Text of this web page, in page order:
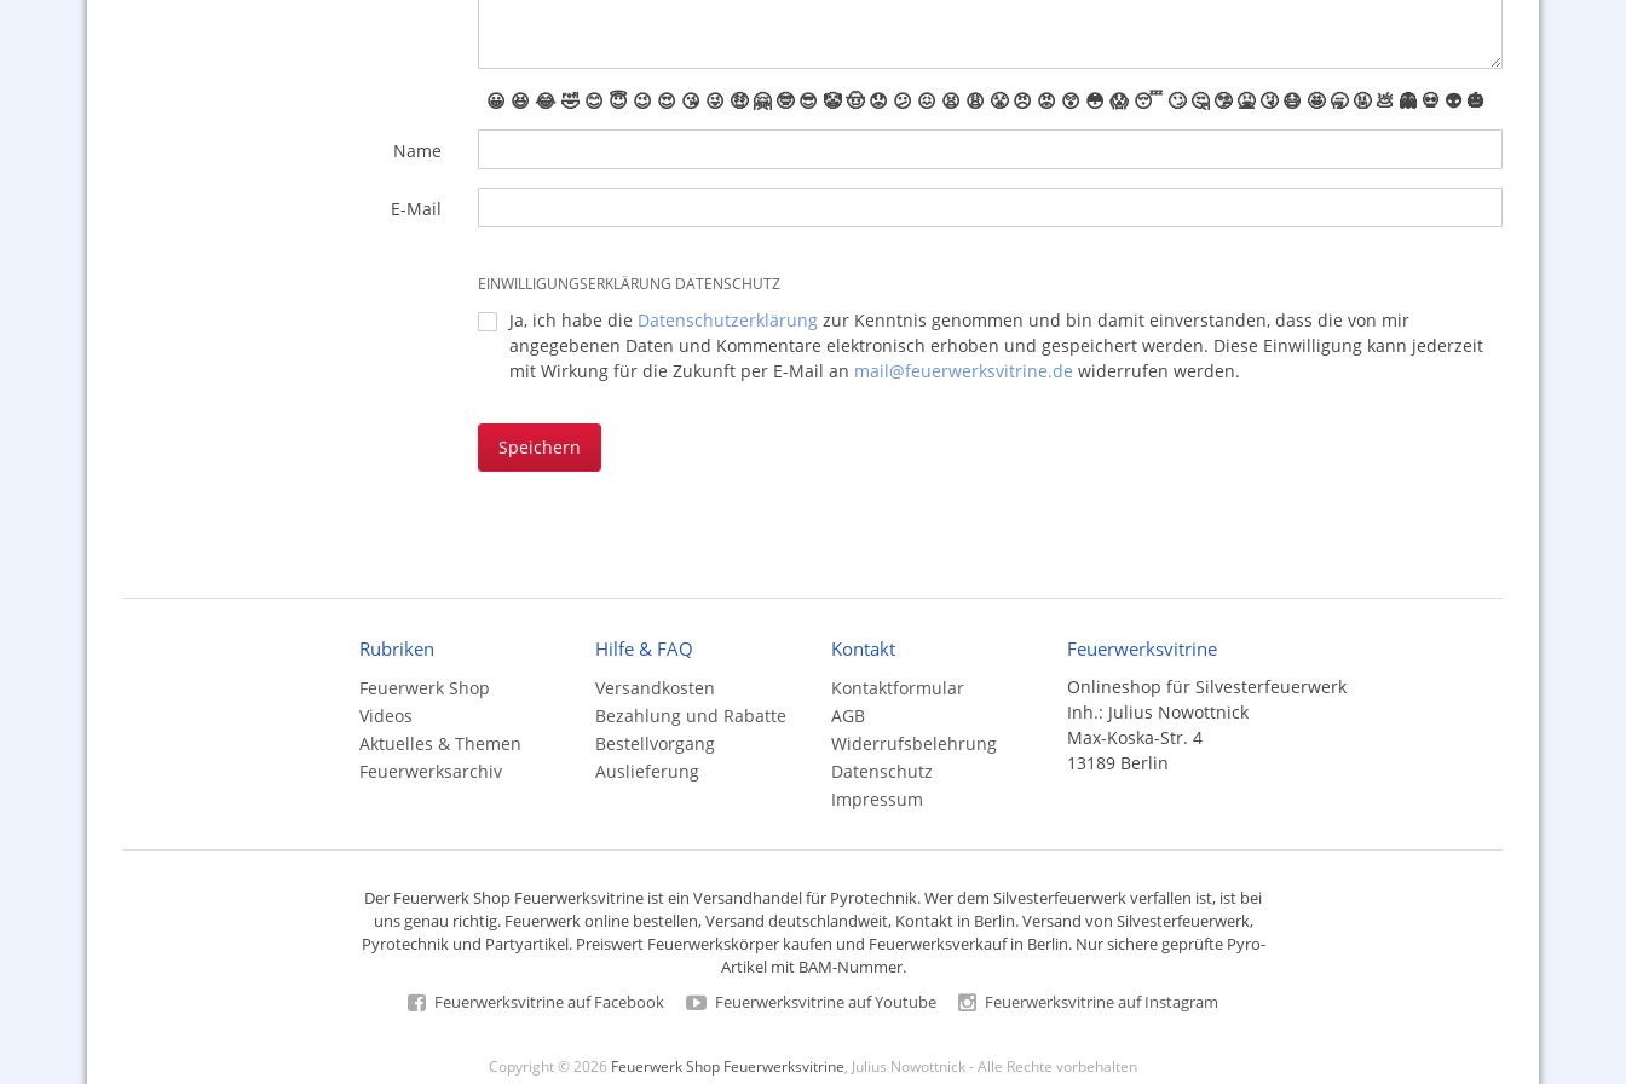
😀 😆 😂🤣 😊 😇 😉 😍 😘 😜 🤑 🤗 🤓 😎 🤡🤠 😟 😕 😖 😫 😩 😤 😠 😡 😲 😳 😱 😴 🙄 🤔 🤥 🤮 🤧 😷 🤩 🥱 🤬 💩 👻 💀 👽 🎃
Name
E-Mail
EINWILLIGUNGSERKLÄRUNG DATENSCHUTZ
Ja, ich habe die Datenschutzerklärungzur Kenntnis genommen und bin damit einverstanden, dass die von mir
angegebenen Daten und Kommentare elektronisch erhoben und gespeichert werden. Diese Einwilligung kann jederzeit
mit Wirkung für die Zukunft per E-Mail an mail@feuerwerksvitrine.de widerrufen werden.
Speichern
Rubriken
Feuerwerk Shop
Videos
Aktuelles & Themen
Feuerwerksarchiv
Hilfe & FAQ
Versandkosten
Bezahlung und Rabatte
Bestellvorgang
Auslieferung
Kontakt
Kontaktformular
AGB
Widerrufsbelehrung
Datenschutz
Impressum
Feuerwerksvitrine
Onlineshop für Silvesterfeuerwerk
Inh.: Julius Nowottnick
Max-Koska-Str. 4
13189 Berlin
Der Feuerwerk Shop Feuerwerksvitrine ist ein Versandhandelfür Pyrotechnik. Wer dem Silvesterfeuerwerk verfallen ist, ist bei
uns genau richtig. Feuerwerk online bestellen,Versand deutschlandweit, Kontakt in Berlin. Versand von Silvesterfeuerwerk,
Pyrotechnikund Partyartikel. Preiswert Feuerwerkskörperkaufen und Feuerwerksverkauf in Berlin. Nur sichere geprüfte Pyro-
Artikel mit BAM-Nummer.
Feuerwerksvitrine auf Facebook
Feuerwerksvitrine auf Youtube Feuerwerksvitrine auf Instagram
Copyright © 2026 Feuerwerk Shop Feuerwerksvitrine , Julius Nowottnick - Alle Rechte vorbehalten